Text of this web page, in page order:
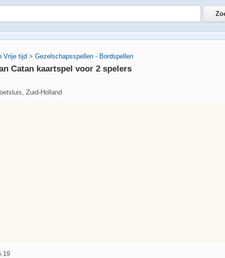
Vrije tijd > Gezelschapsspellen - Bordspellen
Catan kaartspel voor 2 spelers
Zuid-Holland